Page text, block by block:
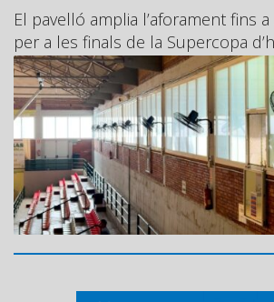
El pavelló amplia l’aforament fins
per a les finals de la Supercopa